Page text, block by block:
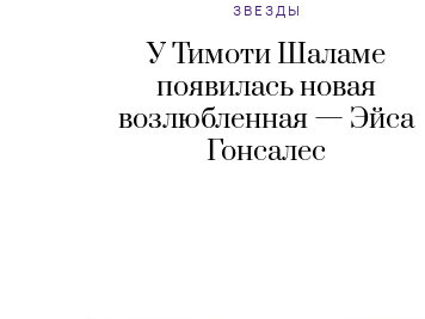
ЗВЕЗДЫ
У Тимоти Шаламе
появилась новая
возлюбленная — Эйса
Гонсалес